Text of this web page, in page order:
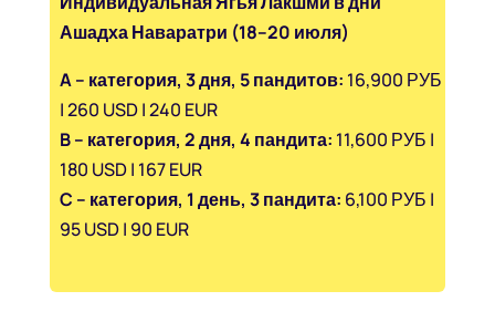
Ашадха Наваратри (18–20 июля)
A – категория, 3 дня, 5 пандитов: 16,900 РУБ
| 260 USD | 240 EUR
B – категория, 2 дня, 4 пандита: 11,600 РУБ |
180 USD | 167 EUR
C – категория, 1 день, 3 пандита: 6,100 РУБ |
95 USD | 90 EUR